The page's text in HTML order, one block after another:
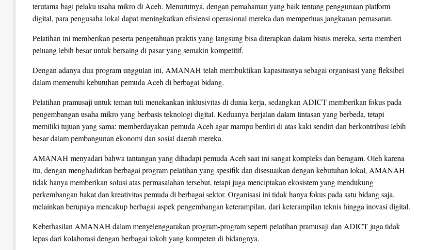
terutama bagi pelaku usaha mikro di Aceh. Menurutnya, dengan pemahaman yang baik tentang penggunaan platform
digital, para pengusaha lokal dapat meningkatkan efisiensi operasional mereka dan memperluas jangkauan pemasaran.
Pelatihan ini memberikan peserta pengetahuan praktis yang langsung bisa diterapkan dalam bisnis mereka, serta memberi
peluang lebih besar untuk bersaing di pasar yang semakin kompetitif.
Dengan adanya dua program unggulan ini, AMANAH telah membuktikan kapasitasnya sebagai organisasi yang fleksibel
dalam memenuhi kebutuhan pemuda Aceh di berbagai bidang.
Pelatihan pramusaji untuk teman tuli menekankan inklusivitas di dunia kerja, sedangkan ADICT memberikan fokus pada
pengembangan usaha mikro yang berbasis teknologi digital. Keduanya berjalan dalam lintasan yang berbeda, tetapi
memiliki tujuan yang sama: memberdayakan pemuda Aceh agar mampu berdiri di atas kaki sendiri dan berkontribusi lebih
besar dalam pembangunan ekonomi dan sosial daerah mereka.
AMANAH menyadari bahwa tantangan yang dihadapi pemuda Aceh saat ini sangat kompleks dan beragam. Oleh karena
itu, dengan menghadirkan berbagai program pelatihan yang spesifik dan disesuaikan dengan kebutuhan lokal, AMANAH
tidak hanya memberikan solusi atas permasalahan tersebut, tetapi juga menciptakan ekosistem yang mendukung
perkembangan bakat dan kreativitas pemuda di berbagai sektor. Organisasi ini tidak hanya fokus pada satu bidang saja,
melainkan berupaya mencakup berbagai aspek pengembangan keterampilan, dari keterampilan teknis hingga inovasi digital.
Keberhasilan AMANAH dalam menyelenggarakan program-program seperti pelatihan pramusaji dan ADICT juga tidak
lepas dari kolaborasi dengan berbagai tokoh yang kompeten di bidangnya.